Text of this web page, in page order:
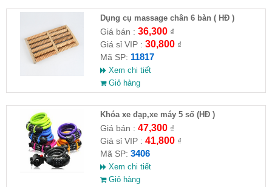
Dụng cụ massage chân 6 bàn ( HĐ )
Giá bán : 36,300₫
Giá sỉ VIP : 30,800₫
Mã SP: 11817
Xem chi tiết
Giỏ hàng
Khóa xe đạp,xe máy 5 số (HĐ )
Giá bán : 47,300₫
Giá sỉ VIP : 41,800₫
Mã SP: 3406
Xem chi tiết
Giỏ hàng